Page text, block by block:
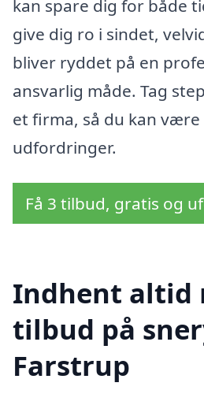
kan spare dig for både
give dig ro i sindet,
bliver ryddet på en
ansvarlig måde. Tag
et firma, så du kan
udfordringer.
Få 3 tilbud, gratis og
Indhent altid
tilbud på
Farstrup